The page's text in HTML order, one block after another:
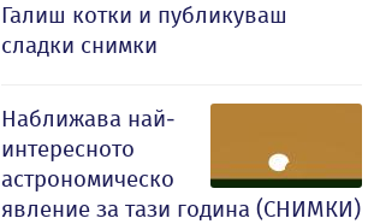
Галиш котки и публикуваш
сладки снимки
Наближава най-
интересното
астрономическо
явление за тази година (СНИМКИ)